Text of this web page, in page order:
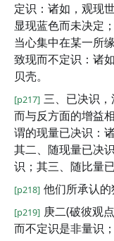
定识：诸如，观现
显现蓝色而未决定
当心集中在某一所
致现而不定识：诸
贝壳。
[p217] 三、已决识，
而与反方面的增益
谓的现量已决识：
其二、随现量已决
识；其三、随比量
[p218] 他们所承认的
[p219] 庚二(破彼观
而不定识是非量识